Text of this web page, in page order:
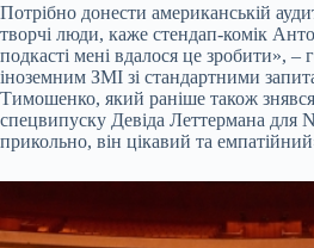
Потрібно донести американській
творчі люди, каже стендап-комік
подкасті мені вдалося це зробити», –
іноземним ЗМІ зі стандартними
Тимошенко, який раніше також
спецвипуску Девіда Леттермана для
прикольно, він цікавий та